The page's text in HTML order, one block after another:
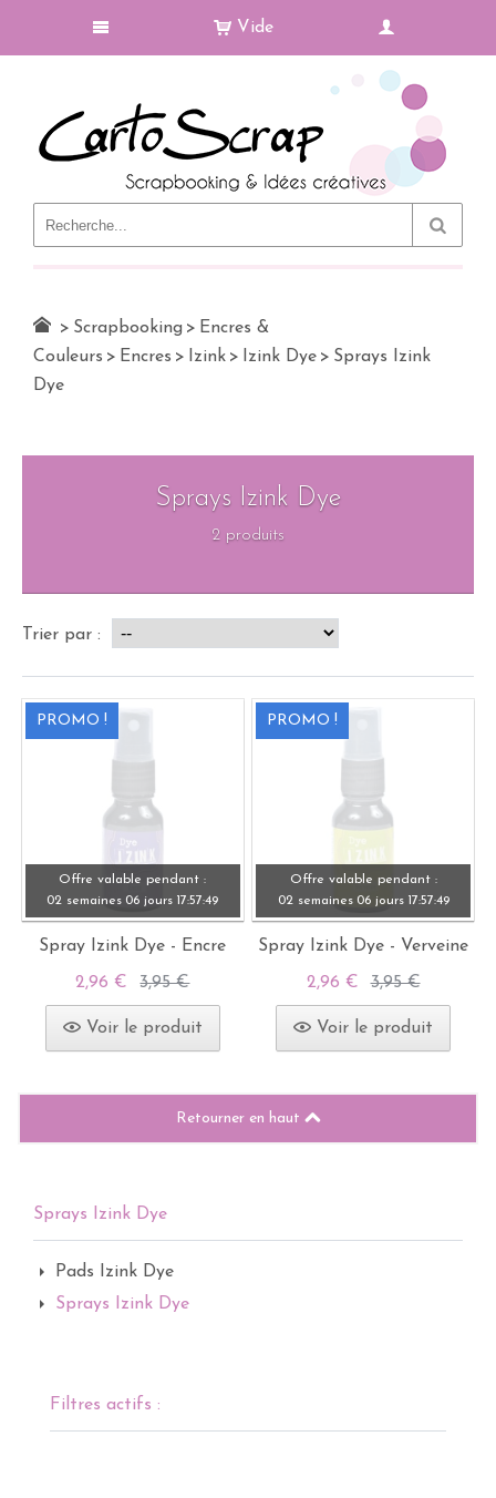
Vide
> Scrapbooking > Encres &
Couleurs > Encres > Izink > Izink Dye > Sprays Izink
Dye
Sprays Izink Dye
2 produits
Trier par :
PROMO !
Offre valable pendant :
02 semaines 06 jours 17:57:49
Spray Izink Dye - Encre
2,96 € 3,95 €
Voir le produit
PROMO !
Offre valable pendant :
02 semaines 06 jours 17:57:49
Spray Izink Dye - Verveine
2,96 € 3,95 €
Voir le produit
Retourner en haut
Sprays Izink Dye
Pads Izink Dye
Sprays Izink Dye
Filtres actifs :